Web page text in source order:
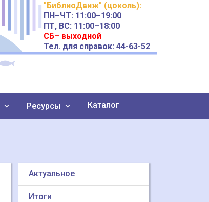
"БиблиоДвиж" (цоколь):
ПН–ЧТ: 11:00–19:00
ПТ, ВС: 11:00–18:00
СБ– выходной
Тел. для справок: 44-63-52
Ресурсы Каталог
Актуальное
Итоги